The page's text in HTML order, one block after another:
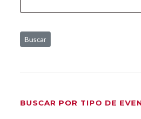
Buscar
BUSCAR POR TIPO DE